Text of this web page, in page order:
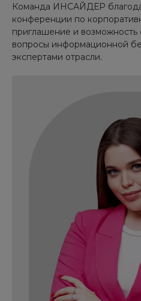
Команда ИНСАЙДЕР
конференции по
приглашение и возможность
вопросы информационной
экспертами отрасли.